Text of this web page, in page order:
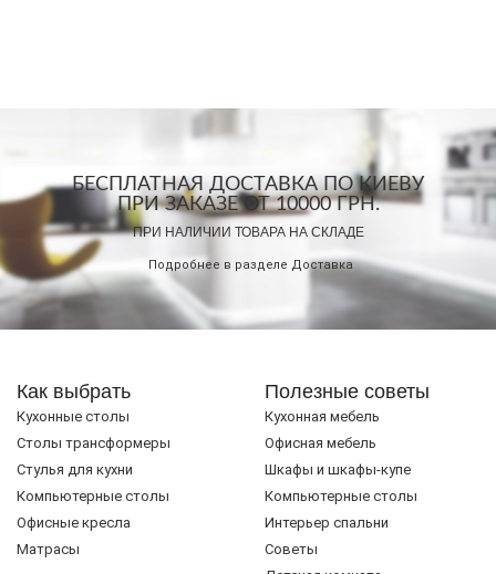
БЕСПЛАТНАЯ ДОСТАВКА ПО КИЕВУ
ПРИ ЗАКАЗЕ ОТ 10000 ГРН.
ПРИ НАЛИЧИИ ТОВАРА НА СКЛАДЕ
Подробнее в разделе Доставка
Как выбрать
Кухонные столы
Cтолы трансформеры
Стулья для кухни
Компьютерные столы
Офисные кресла
Матрасы
Полезные советы
Кухонная мебель
Офисная мебель
Шкафы и шкафы-купе
Компьютерные столы
Интерьер спальни
Советы